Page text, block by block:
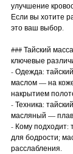
улучшение
Если вы хотите
это ваш выбор.
### Тайский
ключевые
- Одежда:
маслом — на
накрытием
- Техника:
масляный —
- Кому подходит:
для бодрости;
расслабления.